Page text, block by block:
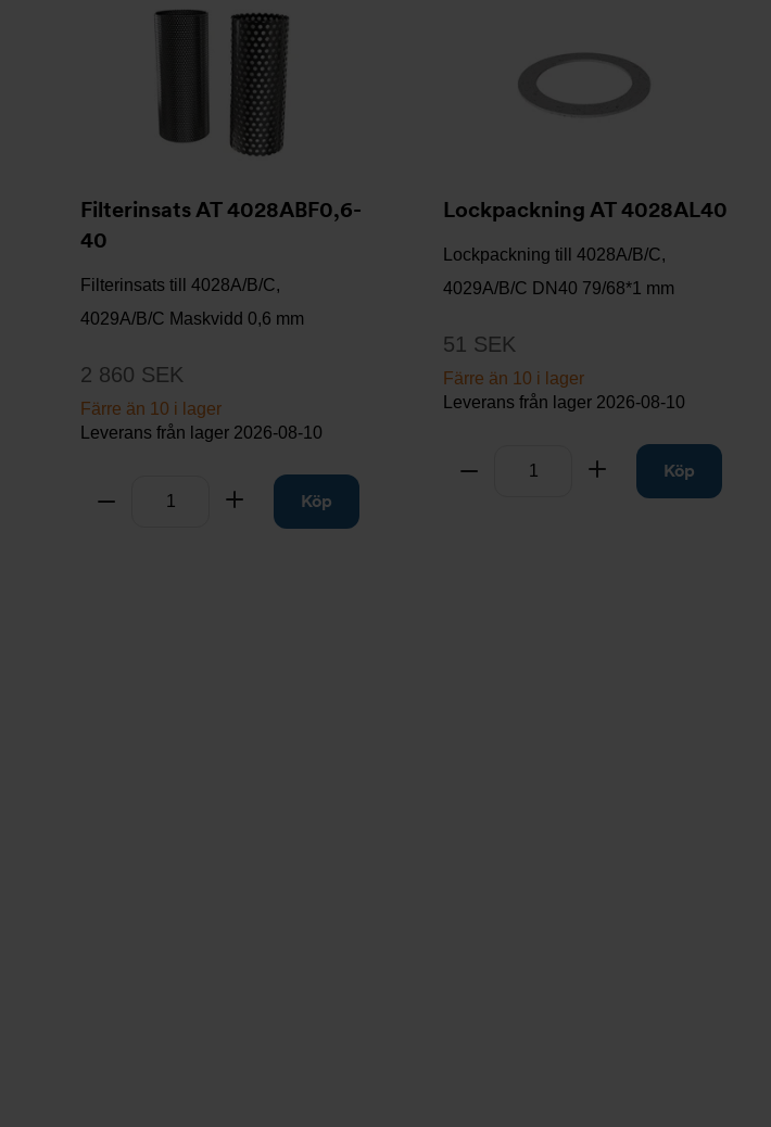
Filterinsats AT 4028ABF0,6-
40
Filterinsats till 4028A/B/C,
4029A/B/C Maskvidd 0,6 mm
2 860 SEK
Färre än 10 i lager
Leverans från lager 2026-08-10
Ta bort Lägg tillKöp
Lockpackning AT 4028AL40
Lockpackning till 4028A/B/C,
4029A/B/C DN40 79/68*1 mm
51 SEK
Färre än 10 i lager
Leverans från lager 2026-08-10
Ta bort Lägg tillKöp